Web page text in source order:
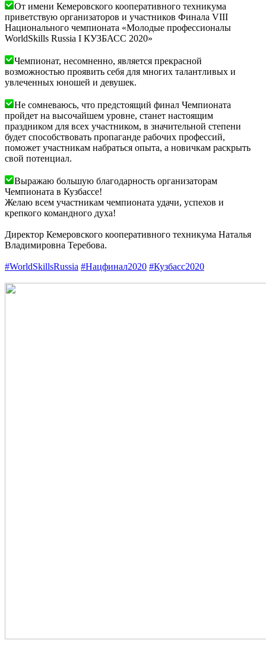
От имени Кемеровского кооперативного техникума
приветствую организаторов и участников Финала VIII
Национального чемпионата «Молодые профессионалы
WorldSkills Russia I КУЗБАСС 2020»
Чемпионат, несомненно, является прекрасной
возможностью проявить себя для многих талантливых и
увлеченных юношей и девушек.
Не сомневаюсь, что предстоящий финал Чемпионата
пройдет на высочайшем уровне, станет настоящим
праздником для всех участником, в значительной степени
будет способствовать пропаганде рабочих профессий,
поможет участникам набраться опыта, а новичкам раскрыть
свой потенциал.
Выражаю большую благодарность организаторам
Чемпионата в Кузбассе!
Желаю всем участникам чемпионата удачи, успехов и
крепкого командного духа!
Директор Кемеровского кооперативного техникума Наталья
Владимировна Теребова.
#WorldSkillsRussia #Нацфинал2020 #Кузбасс2020